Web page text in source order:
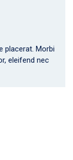
placerat. Morbi
eleifend nec